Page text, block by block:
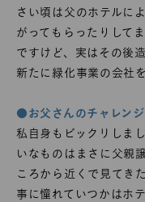
さい頃は父のホテルに
がってもらったりして
ですけど、実はその後
新たに緑化事業の会社
●お父さんのチャレンジ
私自身もビックリしま
いなものはまさに父親
ころから近くで見てき
事に憧れていつかはホ